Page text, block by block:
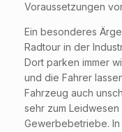
Voraussetzungen
Ein besonderes
Radtour in der
Dort parken immer
und die Fahrer
Fahrzeug auch
sehr zum
Gewerbebetriebe. In